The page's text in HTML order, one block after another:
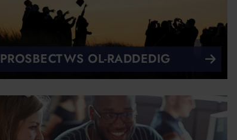
PROSBECTWS OL-RADDEDIG